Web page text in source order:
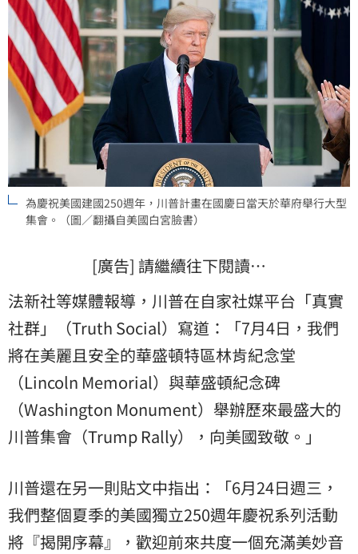
為慶祝美國建國250週年，川普計畫在國慶日當天於華府舉行大型
集會。（圖／翻攝自美國白宮臉書）
[廣告] 請繼續往下閱讀…
法新社等媒體報導，川普在自家社媒平台「真實
社群」（Truth Social）寫道：「7月4日，我們
將在美麗且安全的華盛頓特區林肯紀念堂
（Lincoln Memorial）與華盛頓紀念碑
（Washington Monument）舉辦歷來最盛大的
川普集會（Trump Rally），向美國致敬。」
川普還在另一則貼文中指出：「6月24日週三，
我們整個夏季的美國獨立250週年慶祝系列活動
將『揭開序幕』，歡迎前來共度一個充滿美妙音